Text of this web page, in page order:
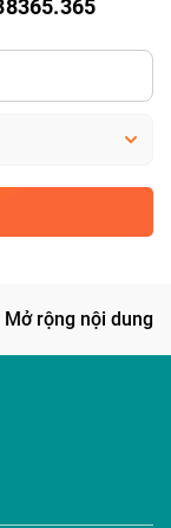
Mở rộng nội dung